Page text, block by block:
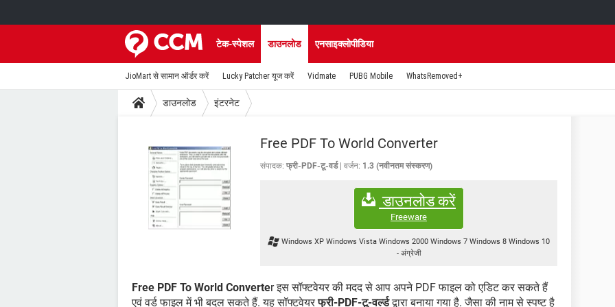
टेक-स्पेशल डाउनलोड एनसाइक्लोपीडिया
JioMart से सामान ऑर्डर करें Lucky Patcher यूज करें Vidmate PUBG Mobile WhatsRemoved+
डाउनलोड इंटरनेट
Free PDF To World Converter
संपादक: फ्री-PDF-टू-वर्ड वर्जन: 1.3 (नवीनतम संस्करण)
डाउनलोड करें
Freeware
Windows XP Windows Vista Windows 2000 Windows 7 Windows 8 Windows 10
- अंग्रेजी
Free PDF To World Converter इस सॉफ्टवेयर की मदद से आप अपने PDF फाइल को एडिट कर सकते हैं
एवं वर्ड फाइल में भी बदल सकते हैं. यह सॉफ्टवेयरफ्री-PDF-टू-वर्ल्डद्वारा बनाया गया है. जैसा की नाम से स्पष्ट है